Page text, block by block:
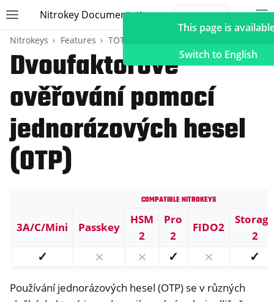
Toggle site navigation sidebar
Nitrokey Documentation
navigation of Features
navigation of FIDO2
navigation of U2F
navigation of OpenPGP card
Nitrokeys Features TOTP
Dvoufaktorové
ověřování pomocí
jednorázových hesel
(OTP)
Compatible Nitrokeys
3A/C/Mini Passkey
HSM
2
Pro
2
FIDO2
2
✓ ⨯ ⨯ ✓ ⨯ ✓
Používání jednorázových hesel (OTP) se v různých
This page is
Switch to English